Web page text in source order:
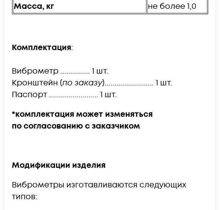
Масса, кг
не более 1,0
Комплектация:
Виброметр ............... 1 шт.
Кронштейн (по заказу)......................... 1 шт.
Паспорт ......................... 1 шт.
*комплектация может изменяться
по согласованию с заказчиком
Модификации изделия
Виброметры изготавливаются следующих
типов: